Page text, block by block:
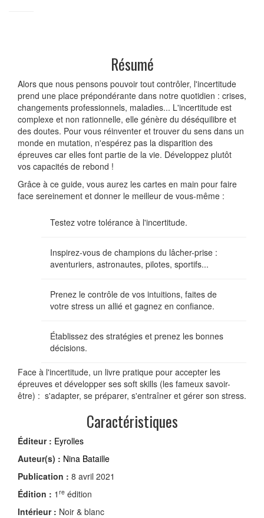
Résumé
Alors que nous pensons pouvoir tout contrôler, l'incertitude
prend une place prépondérante dans notre quotidien : crises,
change­ments professionnels, maladies... L'incertitude est
complexe et non rationnelle, elle génère du déséquilibre et
des doutes. Pour vous ré­inventer et trouver du sens dans un
monde en mutation, n'espérez pas la disparition des
épreuves car elles font partie de la vie. Déve­loppez plutôt
vos capacités de rebond !
Grâce à ce guide, vous aurez les cartes en main pour faire
face serei­nement et donner le meilleur de vous-même :
Testez votre tolérance à l'incertitude.
Inspirez-vous de champions du lâcher-prise :
aventuriers, astronautes, pilotes, sportifs...
Prenez le contrôle de vos intuitions, faites de
votre stress un allié et gagnez en confiance.
Établissez des stratégies et prenez les bonnes
décisions.
Face à l'incertitude, un livre pratique pour accepter les
épreuves et développer ses soft skills (les fameux savoir-
être) : s'adapter, se préparer, s'entraîner et gérer son stress.
Caractéristiques
Éditeur : Eyrolles
Auteur(s) : Nina Bataille
Publication : 8 avril 2021
Édition : 1 re édition
Intérieur : Noir & blanc